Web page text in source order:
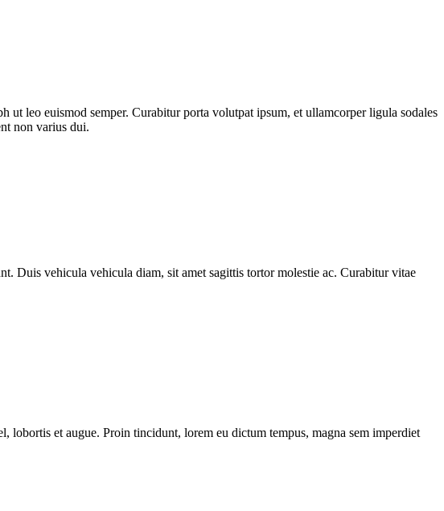
ut leo euismod semper. Curabitur porta volutpat ipsum, et ullamcorper ligula sodales
non varius dui.
Duis vehicula vehicula diam, sit amet sagittis tortor molestie ac. Curabitur vitae
lobortis et augue. Proin tincidunt, lorem eu dictum tempus, magna sem imperdiet